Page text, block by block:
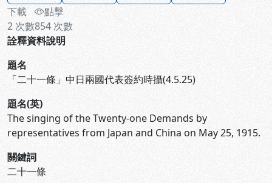
下載
2 次數
點擊
854 次數
詮釋資料說明
題名
「二十一條」中日兩國代表簽約時攝(4.5.25)
題名(英)
The singing of the Twenty-one Demands by
representatives from Japan and China on May 25, 1915.
關鍵詞
二十一條